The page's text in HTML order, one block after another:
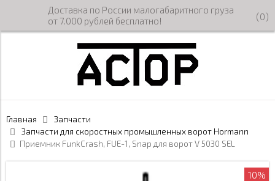
Доставка по России малогабаритного груза
от 7.000 рублей бесплатно!
(0)
Главная
Запчасти
Запчасти для скоростных промышленных ворот Hormann
Приемник FunkCrash, FUE-1, Snap для ворот V 5030 SEL
10%